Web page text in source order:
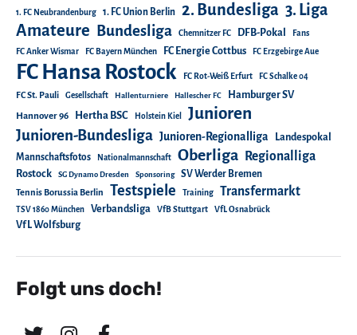
1. FC Neubrandenburg 1. FC Union Berlin 2. Bundesliga 3. Liga
Amateure Bundesliga Chemnitzer FC DFB-Pokal Fans
FC Anker Wismar FC Bayern München FC Energie Cottbus FC Erzgebirge Aue
FC Hansa Rostock FC Rot-Weiß Erfurt FC Schalke 04
FC St. Pauli Gesellschaft Hallenturniere Hallescher FC Hamburger SV
Hannover 96 Hertha BSC Holstein Kiel Junioren
Junioren-Bundesliga Junioren-Regionalliga
Landespokal
Mannschaftsfotos
Nationalmannschaft Oberliga Regionalliga
Rostock SG Dynamo Dresden Sponsoring SV Werder Bremen
Tennis Borussia Berlin Testspiele Training Transfermarkt
TSV 1860 München Verbandsliga VfB Stuttgart VfL Osnabrück
VfL Wolfsburg
Folgt uns doch!